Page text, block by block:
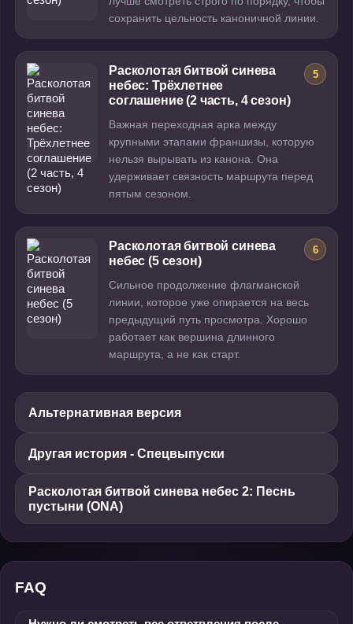
сохранить цельность каноничной линии.
Расколотая битвой синева
небес: Трёхлетнее
соглашение (2 часть, 4 сезон)
5
Важная переходная арка между
крупными этапами франшизы, которую
нельзя вырывать из канона. Она
удерживает связность маршрута перед
пятым сезоном.
Расколотая битвой синева
небес (5 сезон)
6
Сильное продолжение флагманской
линии, которое уже опирается на весь
предыдущий путь просмотра. Хорошо
работает как вершина длинного
маршрута, а не как старт.
Альтернативная версия
Другая история - Спецвыпуски
Расколотая битвой синева небес 2: Песнь
пустыни (ONA)
FAQ